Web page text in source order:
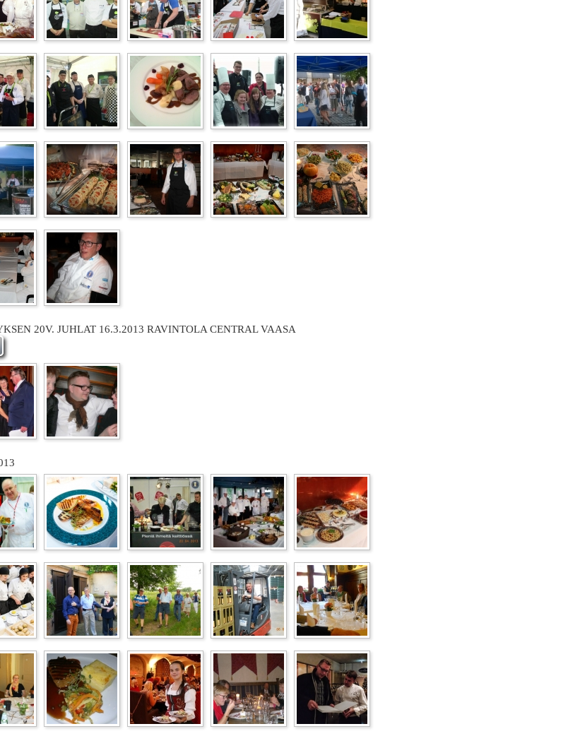
20V. JUHLAT 16.3.2013 RAVINTOLA CENTRAL VAASA